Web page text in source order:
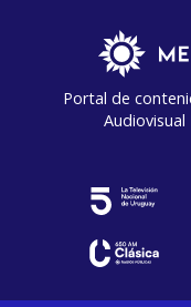
Portal de
Audiovisual